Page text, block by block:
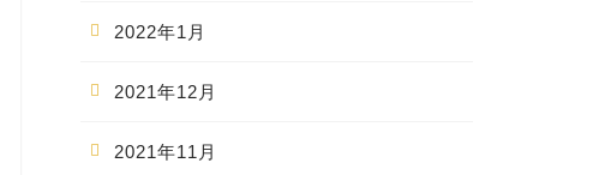
2022年1月
2021年12月
2021年11月